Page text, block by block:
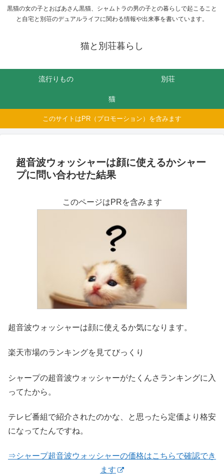
黒猫の女の子とおばあさん黒猫、シャムトラの男の子との暮らしで起こること
と自宅と別荘のデュアルライフに関わる情報や出来事を書いています。
猫と別荘暮らし
流行りもの 別荘
猫
このサイトはPR（プロモーション）を含みます
超音波ウォッシャーは顔に使えるかシャー
プに問い合わせた結果
このページはPRを含みます
超音波ウォッシャーは顔に使えるか気になります。
楽天市場のランキングを見てびっくり
シャープの超音波ウォッシャーがたくんさランキングに入
ってたから。
テレビ番組で紹介されたのかな、と思ったら定価より格安
になってたんですね。
⇒シャープ超音波ウォッシャーの価格はこちらで確認でき
ます